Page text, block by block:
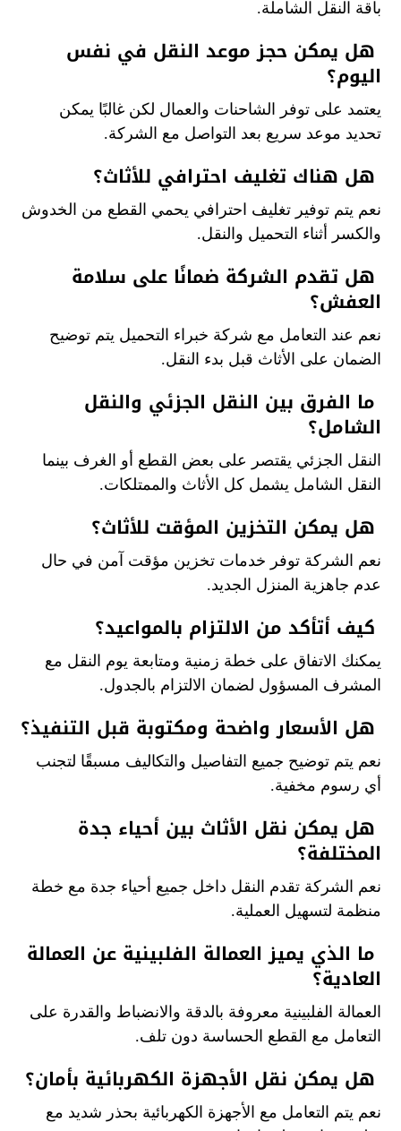
باقة النقل الشاملة.
هل يمكن حجز موعد النقل في نفس
اليوم؟
يعتمد على توفر الشاحنات والعمال لكن غالبًا يمكن
تحديد موعد سريع بعد التواصل مع الشركة.
هل هناك تغليف احترافي للأثاث؟
نعم يتم توفير تغليف احترافي يحمي القطع من الخدوش
والكسر أثناء التحميل والنقل.
هل تقدم الشركة ضمانًا على سلامة
العفش؟
نعم عند التعامل مع شركة خبراء التحميل يتم توضيح
الضمان على الأثاث قبل بدء النقل.
ما الفرق بين النقل الجزئي والنقل
الشامل؟
النقل الجزئي يقتصر على بعض القطع أو الغرف بينما
النقل الشامل يشمل كل الأثاث والممتلكات.
هل يمكن التخزين المؤقت للأثاث؟
نعم الشركة توفر خدمات تخزين مؤقت آمن في حال
عدم جاهزية المنزل الجديد.
كيف أتأكد من الالتزام بالمواعيد؟
يمكنك الاتفاق على خطة زمنية ومتابعة يوم النقل مع
المشرف المسؤول لضمان الالتزام بالجدول.
هل الأسعار واضحة ومكتوبة قبل التنفيذ؟
نعم يتم توضيح جميع التفاصيل والتكاليف مسبقًا لتجنب
أي رسوم مخفية.
هل يمكن نقل الأثاث بين أحياء جدة
المختلفة؟
نعم الشركة تقدم النقل داخل جميع أحياء جدة مع خطة
منظمة لتسهيل العملية.
ما الذي يميز العمالة الفلبينية عن العمالة
العادية؟
العمالة الفلبينية معروفة بالدقة والانضباط والقدرة على
التعامل مع القطع الحساسة دون تلف.
هل يمكن نقل الأجهزة الكهربائية بأمان؟
نعم يتم التعامل مع الأجهزة الكهربائية بحذر شديد مع